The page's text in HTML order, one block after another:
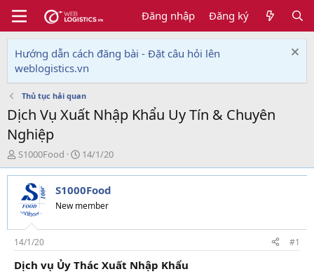
Đăng nhập Đăng ký
Hướng dẫn cách đăng bài - Đặt câu hỏi lên
weblogistics.vn
Thủ tục hải quan
Dịch Vụ Xuất Nhập Khẩu Uy Tín & Chuyên
Nghiệp
T
h
r
a
d
s
t
a
r
S1000Food
N
g
à
y
g
i
14/1/20
S1000Food
New member
14/1/20 #1
Dịch vụ Ủy Thác Xuất Nhập Khẩu